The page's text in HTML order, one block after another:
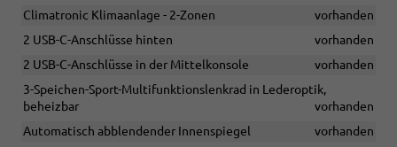
Climatronic Klimaanlage - 2-Zonen
vorhanden
2 USB-C-Anschlüsse hinten
vorhanden
2 USB-C-Anschlüsse in der Mittelkonsole
vorhanden
3-Speichen-Sport-Multifunktionslenkrad in Lederoptik,
beheizbar
vorhanden
Automatisch abblendender Innenspiegel
vorhanden